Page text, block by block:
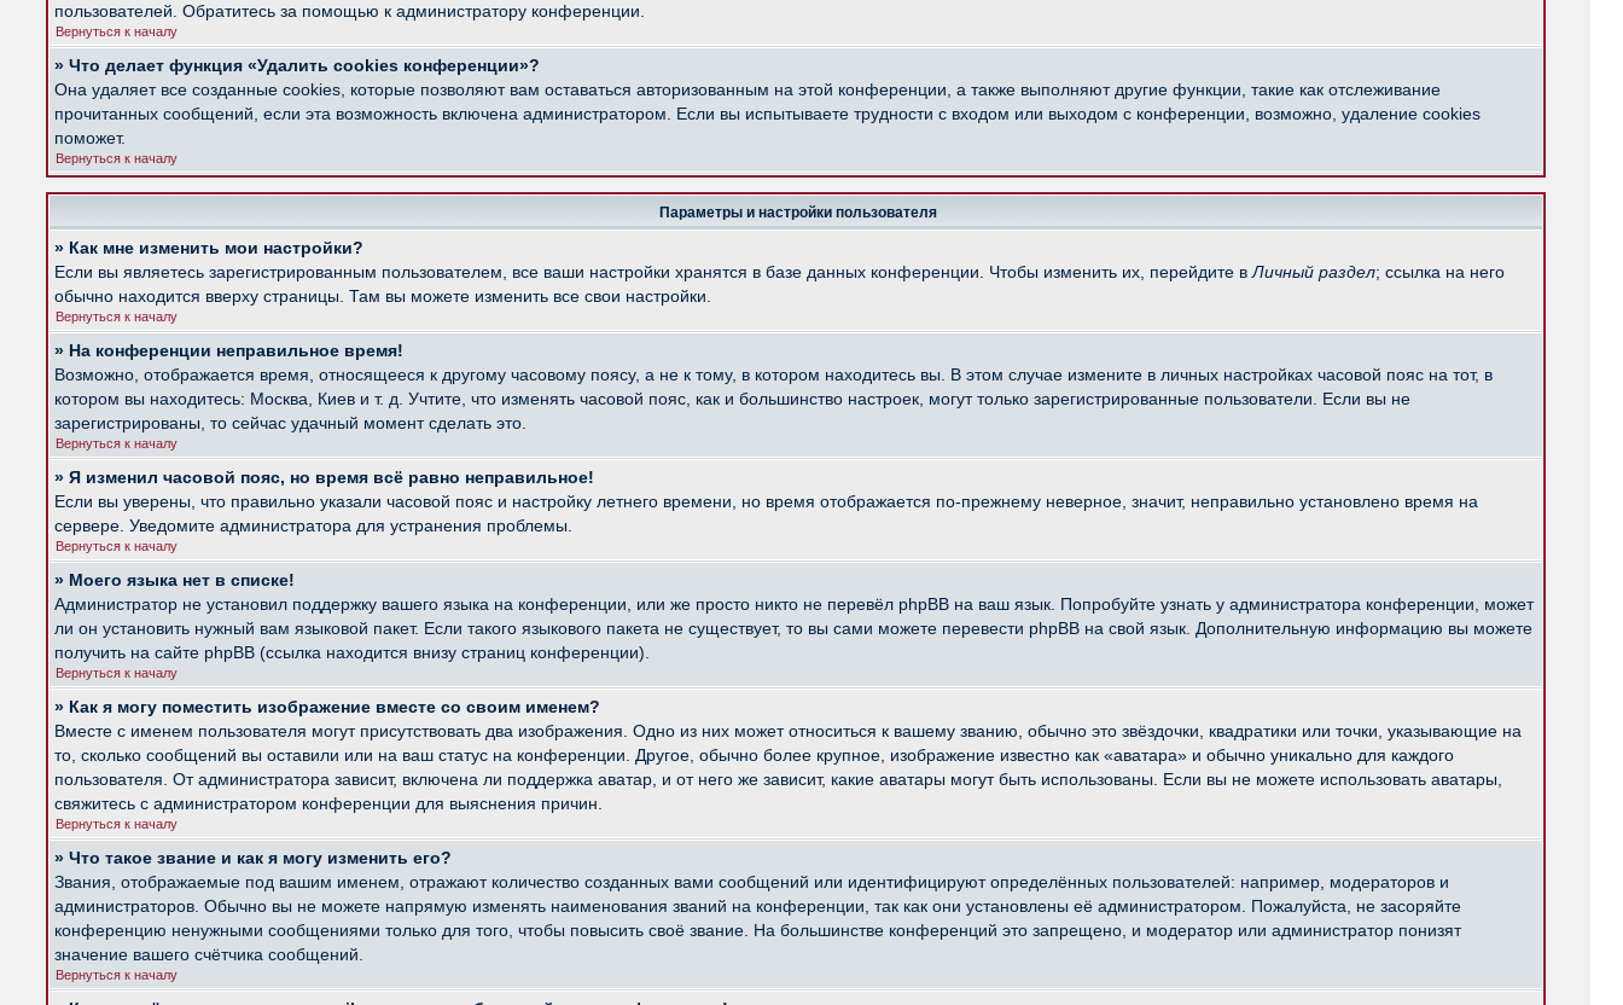
пользователей. Обратитесь за помощью к администратору конференции.
Вернуться к началу
» Что делает функция «Удалить cookies конференции»?
Она удаляет все созданные cookies, которые позволяют вам оставаться авторизованным на этой конференции, а также выполняют другие функции, такие как отслеживание
прочитанных сообщений, если эта возможность включена администратором. Если вы испытываете трудности с входом или выходом с конференции, возможно, удаление cookies
поможет.
Вернуться к началу
Параметры и настройки пользователя
» Как мне изменить мои настройки?
Если вы являетесь зарегистрированным пользователем, все ваши настройки хранятся в базе данных конференции. Чтобы изменить их, перейдите в Личный раздел; ссылка на него
обычно находится вверху страницы. Там вы можете изменить все свои настройки.
Вернуться к началу
» На конференции неправильное время!
Возможно, отображается время, относящееся к другому часовому поясу, а не к тому, в котором находитесь вы. В этом случае измените в личных настройках часовой пояс на тот, в
котором вы находитесь: Москва, Киев и т. д. Учтите, что изменять часовой пояс, как и большинство настроек, могут только зарегистрированные пользователи. Если вы не
зарегистрированы, то сейчас удачный момент сделать это.
Вернуться к началу
» Я изменил часовой пояс, но время всё равно неправильное!
Если вы уверены, что правильно указали часовой пояс и настройку летнего времени, но время отображается по-прежнему неверное, значит, неправильно установлено время на
сервере. Уведомите администратора для устранения проблемы.
Вернуться к началу
» Моего языка нет в списке!
Администратор не установил поддержку вашего языка на конференции, или же просто никто не перевёл phpBB на ваш язык. Попробуйте узнать у администратора конференции, может
ли он установить нужный вам языковой пакет. Если такого языкового пакета не существует, то вы сами можете перевести phpBB на свой язык. Дополнительную информацию вы можете
получить на сайте phpBB (ссылка находится внизу страниц конференции).
Вернуться к началу
» Как я могу поместить изображение вместе со своим именем?
Вместе с именем пользователя могут присутствовать два изображения. Одно из них может относиться к вашему званию, обычно это звёздочки, квадратики или точки, указывающие на
то, сколько сообщений вы оставили или на ваш статус на конференции. Другое, обычно более крупное, изображение известно как «аватара» и обычно уникально для каждого
пользователя. От администратора зависит, включена ли поддержка аватар, и от него же зависит, какие аватары могут быть использованы. Если вы не можете использовать аватары,
свяжитесь с администратором конференции для выяснения причин.
Вернуться к началу
» Что такое звание и как я могу изменить его?
Звания, отображаемые под вашим именем, отражают количество созданных вами сообщений или идентифицируют определённых пользователей: например, модераторов и
администраторов. Обычно вы не можете напрямую изменять наименования званий на конференции, так как они установлены её администратором. Пожалуйста, не засоряйте
конференцию ненужными сообщениями только для того, чтобы повысить своё звание. На большинстве конференций это запрещено, и модератор или администратор понизят
значение вашего счётчика сообщений.
Вернуться к началу